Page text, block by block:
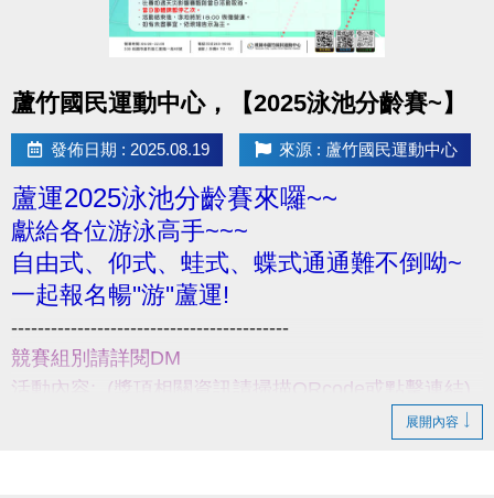
蘆竹國民運動中心，【2025泳池分齡賽~】
發佈日期 : 2025.08.19 來源 : 蘆竹國民運動中心
蘆運2025泳池分齡賽來囉~~
獻給各位游泳高手~~~
自由式、仰式、蛙式、蝶式通通難不倒呦~
一起報名暢''游''蘆運!
------------------------------------------
競賽組別請詳閱DM
活動內容: (獎項相關資訊請掃描QRcode或點擊連結)
展開內容